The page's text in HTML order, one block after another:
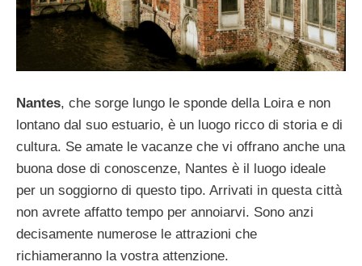
Nantes, che sorge lungo le sponde della Loira e non
lontano dal suo estuario, è un luogo ricco di storia e di
cultura. Se amate le vacanze che vi offrano anche una
buona dose di conoscenze, Nantes è il luogo ideale
per un soggiorno di questo tipo. Arrivati in questa città
non avrete affatto tempo per annoiarvi. Sono anzi
decisamente numerose le attrazioni che
richiameranno la vostra attenzione.